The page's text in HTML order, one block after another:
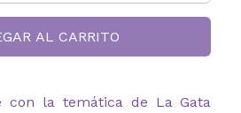
AL CARRITO
con la temática de La Gata